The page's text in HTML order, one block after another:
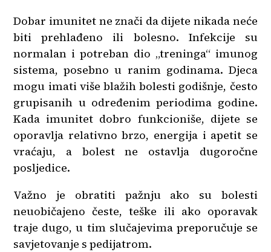
Dobar imunitet ne znači da dijete nikada neće
biti prehlađeno ili bolesno. Infekcije su
normalan i potreban dio „treninga“ imunog
sistema, posebno u ranim godinama. Djeca
mogu imati više blažih bolesti godišnje, često
grupisanih u određenim periodima godine.
Kada imunitet dobro funkcioniše, dijete se
oporavlja relativno brzo, energija i apetit se
vraćaju, a bolest ne ostavlja dugoročne
posljedice.
Važno je obratiti pažnju ako su bolesti
neuobičajeno česte, teške ili ako oporavak
traje dugo, u tim slučajevima preporučuje se
savjetovanje s pedijatrom.